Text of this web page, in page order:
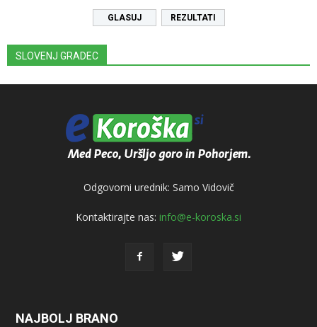
REZULTATI
SLOVENJ GRADEC
Odgovorni urednik: Samo Vidovič
Kontaktirajte nas: info@e-koroska.si
NAJBOLJ BRANO